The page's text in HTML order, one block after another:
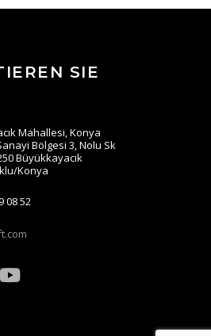
SIE
Mahallesi, Konya
Bölgesi 3, Nolu Sk
Büyükkayacık
Konya
08 52